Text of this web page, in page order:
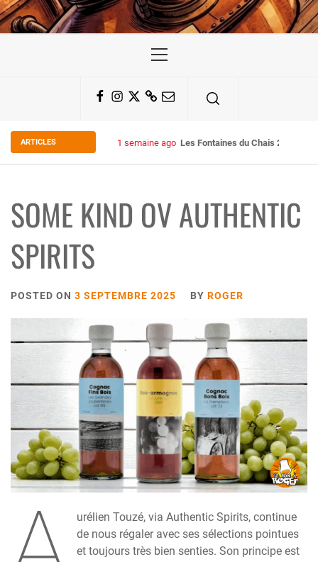
Menu
Facebook
Instagram
TwitterSubstack
Email
ARTICLES 2 semaines ago Some Kind Ov POH !
SOME KIND OV AUTHENTIC
SPIRITS
POSTED ON 3 SEPTEMBRE 2025 BY ROGER
urélien Touzé, via Authentic Spirits, continue
de nous régaler avec ses sélections pointues
et toujours très bien senties. Son principe est